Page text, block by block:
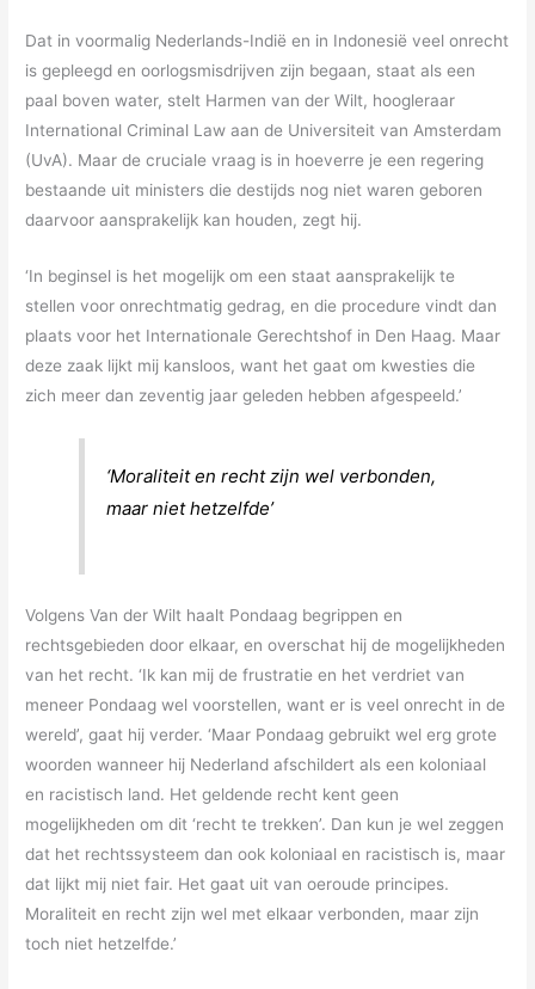
Dat in voormalig Nederlands-Indië en in Indonesië veel onrecht
is gepleegd en oorlogsmisdrijven zijn begaan, staat als een
paal boven water, stelt Harmen van der Wilt, hoogleraar
International Criminal Law aan de Universiteit van Amsterdam
(UvA). Maar de cruciale vraag is in hoeverre je een regering
bestaande uit ministers die destijds nog niet waren geboren
daarvoor aansprakelijk kan houden, zegt hij.
‘In beginsel is het mogelijk om een staat aansprakelijk te
stellen voor onrechtmatig gedrag, en die procedure vindt dan
plaats voor het Internationale Gerechtshof in Den Haag. Maar
deze zaak lijkt mij kansloos, want het gaat om kwesties die
zich meer dan zeventig jaar geleden hebben afgespeeld.’
‘Moraliteit en recht zijn wel verbonden,
maar niet hetzelfde’
Volgens Van der Wilt haalt Pondaag begrippen en
rechtsgebieden door elkaar, en overschat hij de mogelijkheden
van het recht. ‘Ik kan mij de frustratie en het verdriet van
meneer Pondaag wel voorstellen, want er is veel onrecht in de
wereld’, gaat hij verder. ‘Maar Pondaag gebruikt wel erg grote
woorden wanneer hij Nederland afschildert als een koloniaal
en racistisch land. Het geldende recht kent geen
mogelijkheden om dit ‘recht te trekken’. Dan kun je wel zeggen
dat het rechtssysteem dan ook koloniaal en racistisch is, maar
dat lijkt mij niet fair. Het gaat uit van oeroude principes.
Moraliteit en recht zijn wel met elkaar verbonden, maar zijn
toch niet hetzelfde.’